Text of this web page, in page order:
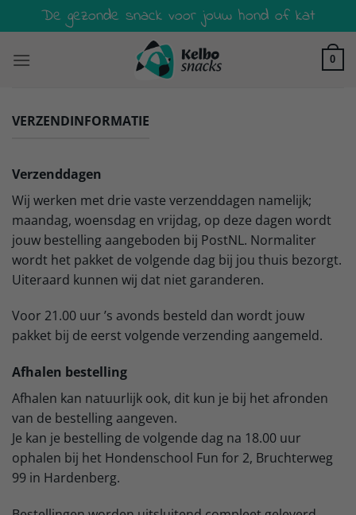
naar
De gezonde snack voor jouw hond of kat
0
VERZENDINFORMATIE
Verzenddagen
Wij werken met drie vaste verzenddagen namelijk;
maandag, woensdag en vrijdag, op deze dagen wordt
jouw bestelling aangeboden bij PostNL. Normaliter
wordt het pakket de volgende dag bij jou thuis bezorgt.
Uiteraard kunnen wij dat niet garanderen.
Voor 21.00 uur ’s avonds besteld dan wordt jouw
pakket bij de eerst volgende verzending aangemeld.
Afhalen bestelling
Afhalen kan natuurlijk ook, dit kun je bij het afronden
van de bestelling aangeven.
Je kan je bestelling de volgende dag na 18.00 uur
ophalen bij het Hondenschool Fun for 2, Bruchterweg
99 in Hardenberg.